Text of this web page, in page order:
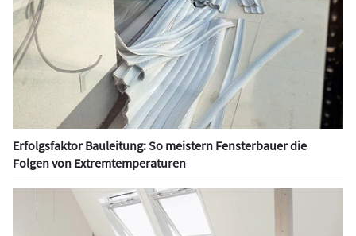
Erfolgsfaktor Bauleitung: So meistern Fensterbauer die
Folgen von Extremtemperaturen